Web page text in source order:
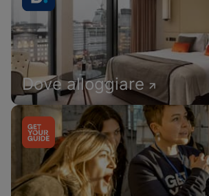
Dove alloggiare